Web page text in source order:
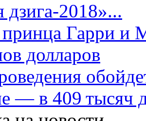
дзига-2018»...
Гарри и
долларов
— в 409 тысяч